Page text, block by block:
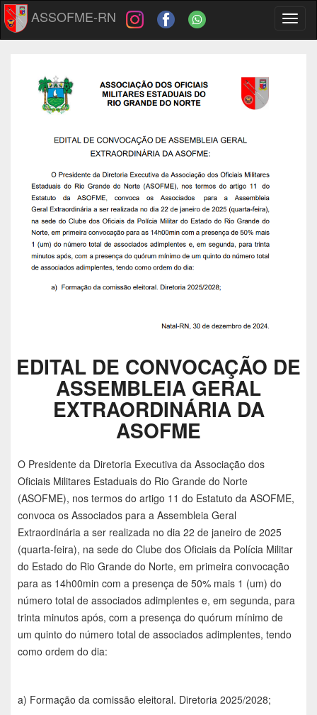
ASSOFME-RN
EDITAL DE CONVOCAÇÃO DE
ASSEMBLEIA GERAL
EXTRAORDINÁRIA DA
ASOFME
O Presidente da Diretoria Executiva da Associação dos
Oficiais Militares Estaduais do Rio Grande do Norte
(ASOFME), nos termos do artigo 11 do Estatuto da ASOFME,
convoca os Associados para a Assembleia Geral
Extraordinária a ser realizada no dia 22 de janeiro de 2025
(quarta-feira), na sede do Clube dos Oficiais da Polícia Militar
do Estado do Rio Grande do Norte, em primeira convocação
para as 14h00min com a presença de 50% mais 1 (um) do
número total de associados adimplentes e, em segunda, para
trinta minutos após, com a presença do quórum mínimo de
um quinto do número total de associados adimplentes, tendo
como ordem do dia:
a) Formação da comissão eleitoral. Diretoria 2025/2028;